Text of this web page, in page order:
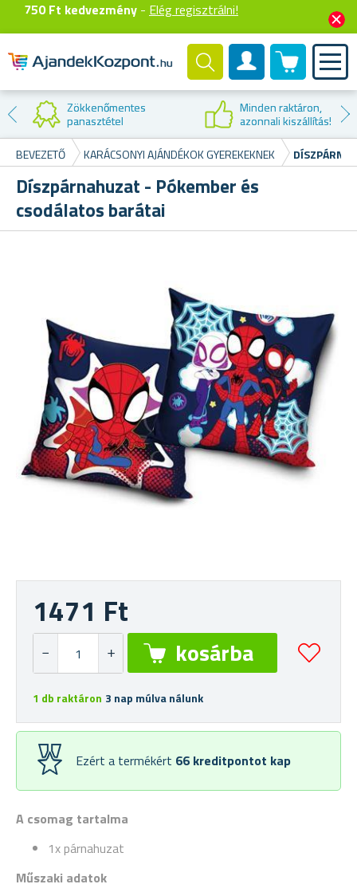
750 Ft kedvezmény - Elég regisztrálni!
Felhasználók fiók
0 termék
Minden raktáron,
azonnali kiszállítás!
BEVEZETŐ
KARÁCSONYI AJÁNDÉKOK GYEREKEKNEK
Díszpárnahuzat - Pókember és
csodálatos barátai
A csomag tartalma
1x párnahuzat
Műszaki adatok
1471 Ft
1 db raktáron 3 nap múlva nálunk
Ezért a termékért 66 kreditpontot kap